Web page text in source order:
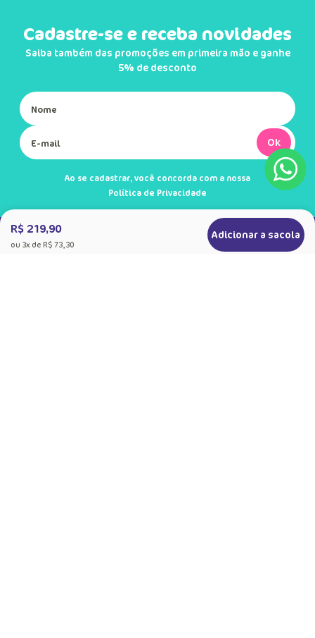
R$ 219,90
ou 3x de R$ 73,30
Adicionar a sacola
Cadastre-se e receba novidades
Saiba também das promoções em primeira mão e ganhe
5% de desconto
Ok
Ao se cadastrar, você concorda com a nossa
Política de Privacidade